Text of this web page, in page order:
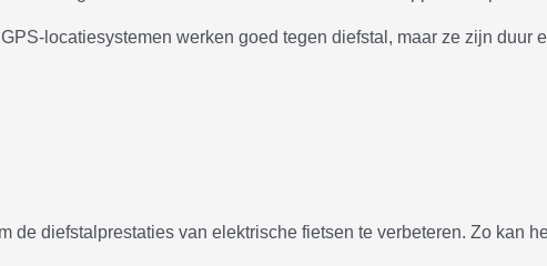
locatiesystemen werken goed tegen diefstal, maar ze zijn duur
de diefstalprestaties van elektrische fietsen te verbeteren. Zo kan